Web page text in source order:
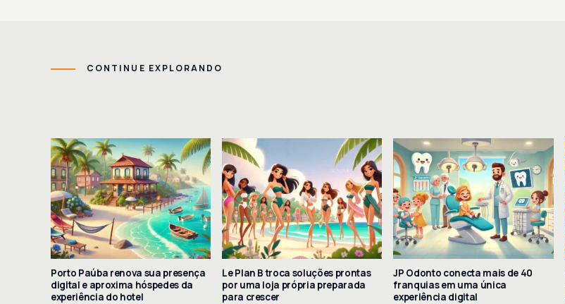
CONTINUE EXPLORANDO
Porto Paúba renova sua presença
digital e aproxima hóspedes da
experiência do hotel
Le Plan B troca soluções prontas
por uma loja própria preparada
para crescer
JP Odonto conecta mais de 40
franquias em uma única
experiência digital